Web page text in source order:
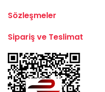
Sözleşmeler
Sipariş ve Teslimat